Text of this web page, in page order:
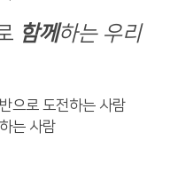
함께하는 우리
으로 도전하는 사람
는 사람